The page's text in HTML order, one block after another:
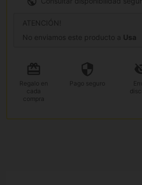
ATENCIÓN!
No enviamos este producto a Usa
Regalo en
cada
compra
Pago seguro